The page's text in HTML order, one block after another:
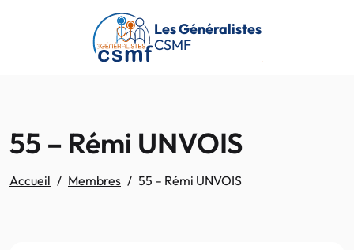
Passer au contenu principal
Les Généralistes
CSMF
55 – Rémi UNVOIS
Accueil Membres 55 – Rémi UNVOIS